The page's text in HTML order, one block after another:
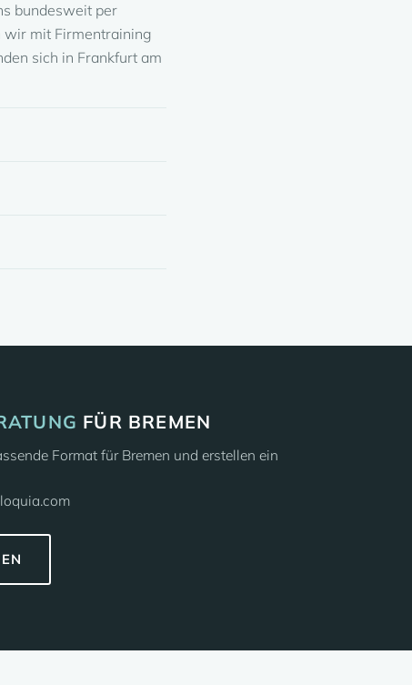
bundesweit per
wir mit Firmentraining
sich in Frankfurt am
FÜR BREMEN
Format für Bremen und erstellen ein